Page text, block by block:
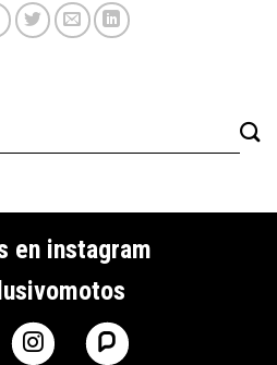
en instagram